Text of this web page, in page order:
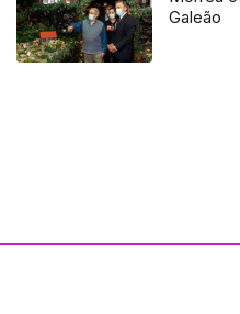
Galeão